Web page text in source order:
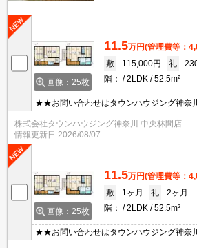
画像：25枚
11.5万円(管理費等：
敷
115,000円 礼
階：
2LDK 52.5m²
★★お問い合わせはタウンハウジング神
株式会社タウンハウジング神奈川 中央林間店
情報更新日 2026/08/07
画像：25枚
11.5万円(管理費等：
敷
1ヶ月 礼
2ヶ月
階：
2LDK 52.5m²
★★お問い合わせはタウンハウジング神